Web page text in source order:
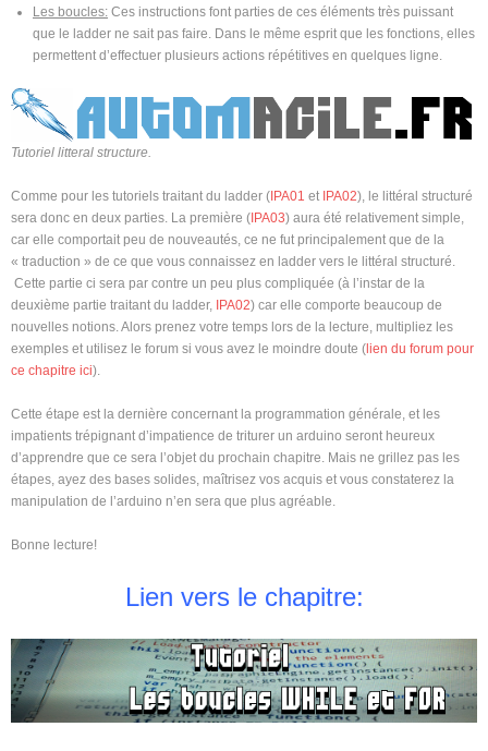
Les boucles: Ces instructions font parties de ces éléments très puissant
que le ladder ne sait pas faire. Dans le même esprit que les fonctions, elles
permettent d’effectuer plusieurs actions répétitives en quelques ligne.
Tutoriel litteral structure.
Comme pour les tutoriels traitant du ladder ( IPA01 et IPA02), le littéral structuré
sera donc en deux parties. La première ( IPA03) aura été relativement simple,
car elle comportait peu de nouveautés, ce ne fut principalement que de la
« traduction » de ce que vous connaissez en ladder vers le littéral structuré.
Cette partie ci sera par contre un peu plus compliquée (à l’instar de la
deuxième partie traitant du ladder, IPA02) car elle comporte beaucoup de
nouvelles notions. Alors prenez votre temps lors de la lecture, multipliez les
exemples et utilisez le forum si vous avez le moindre doute ( lien du forum pour
ce chapitre ici).
Cette étape est la dernière concernant la programmation générale, et les
impatients trépignant d’impatience de triturer un arduino seront heureux
d’apprendre que ce sera l’objet du prochain chapitre. Mais ne grillez pas les
étapes, ayez des bases solides, maîtrisez vos acquis et vous constaterez la
manipulation de l’arduino n’en sera que plus agréable.
Bonne lecture!
Lien vers le chapitre: